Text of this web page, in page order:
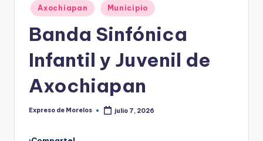
el
Publicado
en
Axochiapan Municipio
Banda Sinfónica
Infantil y Juvenil de
Axochiapan
Publicado
Expreso de Morelos julio 7, 2026